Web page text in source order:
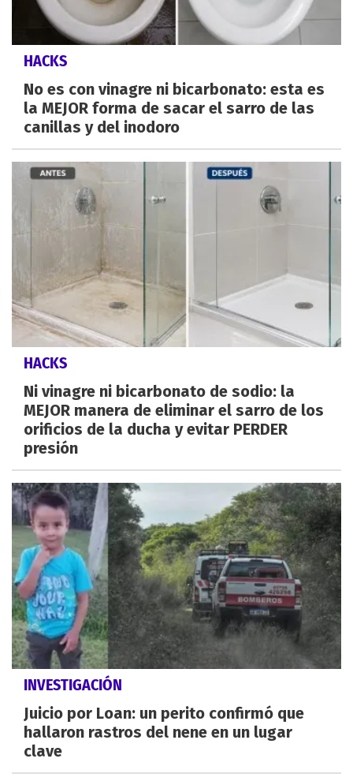
HACKS
No es con vinagre ni bicarbonato: esta es
la MEJOR forma de sacar el sarro de las
canillas y del inodoro
HACKS
Ni vinagre ni bicarbonato de sodio: la
MEJOR manera de eliminar el sarro de los
orificios de la ducha y evitar PERDER
presión
INVESTIGACIÓN
Juicio por Loan: un perito confirmó que
hallaron rastros del nene en un lugar
clave